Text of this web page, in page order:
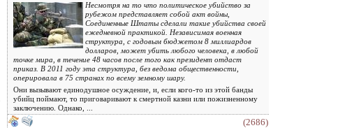
Несмотря на то что политическое убийство за
рубежом представляет собой акт войны,
Соединенные Штаты сделали такие убийства своей
ежедневной практикой. Независимая военная
структура, с годовым бюджетом 8 миллиардов
долларов, может убить любого человека, в любой
точке мира, в течение 48 часов после того как президент отдаст
приказ. В 2011 году эта структура, без ведома общественности,
оперировала в 75 странах по всему земному шару.
Они вызывают единодушное осуждение, и, если кого-то из этой банды
убийц поймают, то приговаривают к смертной казни или пожизненному
заключению. Однако, ...
(2686)